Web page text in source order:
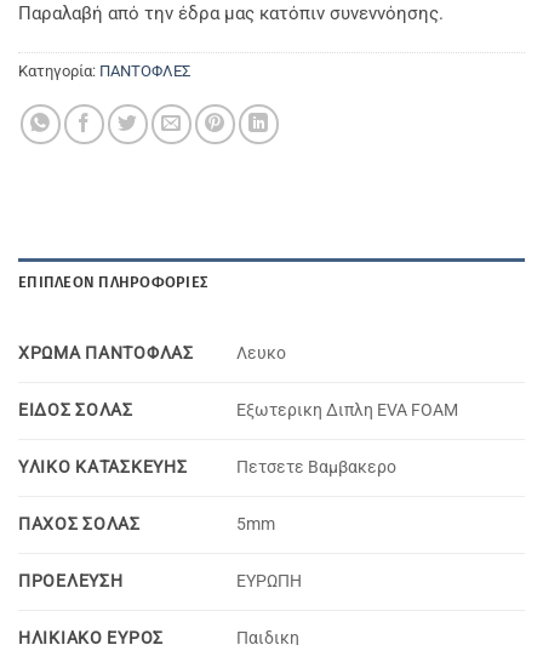
Παραλαβή από την έδρα μας κατόπιν συνεννόησης.
Κατηγορία: ΠΑΝΤΟΦΛΕΣ
ΕΠΙΠΛΈΟΝ ΠΛΗΡΟΦΟΡΊΕΣ
ΧΡΩΜΑ ΠΑΝΤΟΦΛΑΣ Λευκο
ΕΙΔΟΣ ΣΟΛΑΣ Εξωτερικη Διπλη EVA FOAM
YΛΙΚΟ KΑΤΑΣΚΕΥΗΣ Πετσετε Βαμβακερο
ΠΑΧΟΣ ΣΟΛΑΣ 5mm
ΠΡΟΕΛΕΥΣΗ ΕΥΡΩΠΗ
ΗΛΙΚΙΑΚΟ ΕΥΡΟΣ Παιδικη